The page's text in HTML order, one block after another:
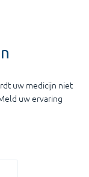
uw medicijn niet
uw ervaring